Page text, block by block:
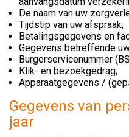
De naam van uw
Tijdstip van uw afspraak;
Betalingsgegevens en
Gegevens betreffende
Burgerservicenummer
Klik- en bezoekgedrag;
Apparaatgegevens /
Gegevens van
jaar